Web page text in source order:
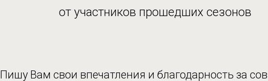
от участников прошедших сезонов
Пишу Вам свои впечатления и благодарность за